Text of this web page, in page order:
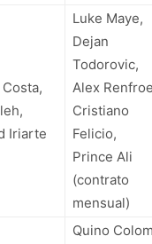
Iriarte
Luke Maye,
Dejan
Todorovic,
Alex
Cristiano
Felicio,
Prince Ali
(contrato
mensual)
Quino